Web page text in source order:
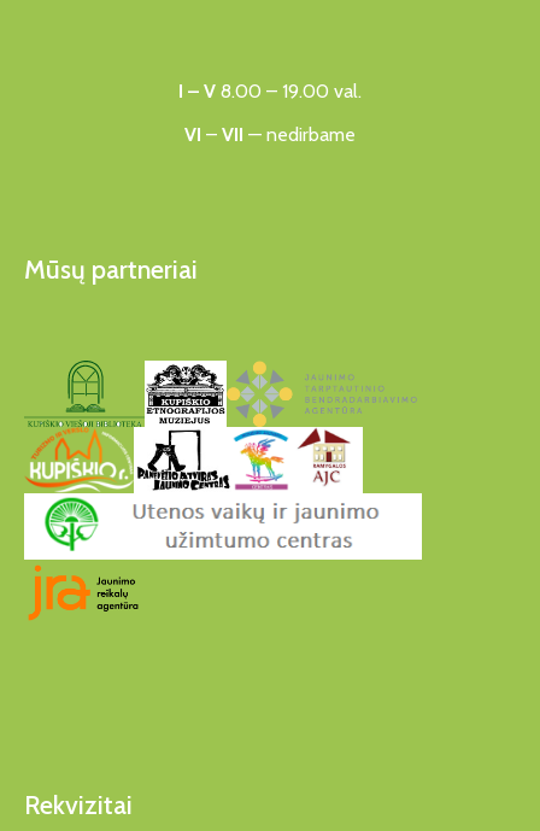
I – V 8.00 – 19.00 val.
VI – VII — nedirbame
Mūsų partneriai
Rekvizitai